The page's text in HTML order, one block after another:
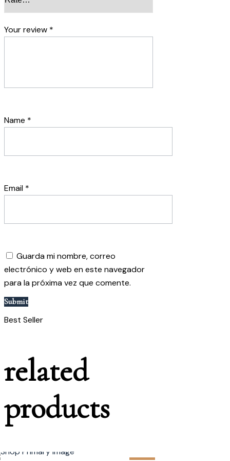
Your review *
Name *
Email *
Guarda mi nombre, correo
electrónico y web en este navegador
para la próxima vez que comente.
Best Seller
related
products